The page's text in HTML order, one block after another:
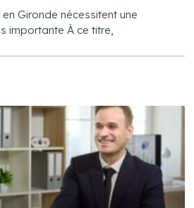
Gironde nécessitent une
importante À ce titre,